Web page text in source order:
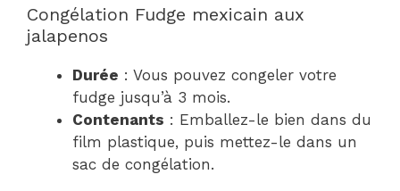
Congélation Fudge mexicain aux
jalapenos
Durée : Vous pouvez congeler votre
fudge jusqu’à 3 mois.
Contenants : Emballez-le bien dans du
film plastique, puis mettez-le dans un
sac de congélation.